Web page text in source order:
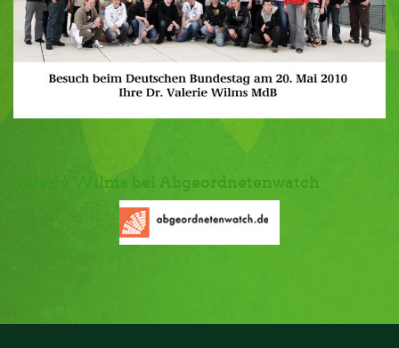
Valerie Wilms bei Abgeordnetenwatch